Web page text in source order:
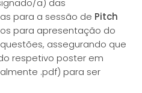
a) das
para a sessão de Pitch
para apresentação do
assegurando que
respetivo poster em
.pdf) para ser